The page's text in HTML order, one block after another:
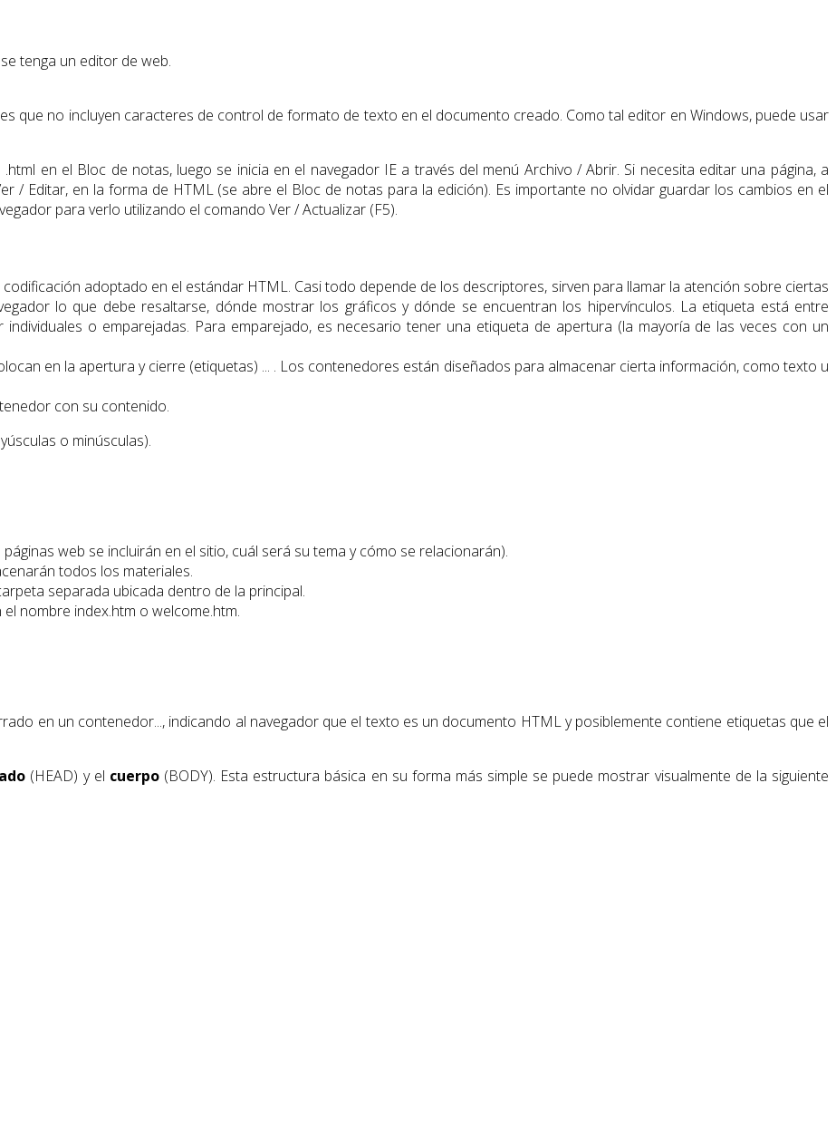
tenga un editor de web.
que no incluyen caracteres de control de formato de texto en el documento creado. Como tal editor en Windows, puede usar
en el Bloc de notas, luego se inicia en el navegador IE a través del menú Archivo / Abrir. Si necesita editar una página, a
/ Editar, en la forma de HTML (se abre el Bloc de notas para la edición). Es importante no olvidar guardar los cambios en el
para verlo utilizando el comando Ver / Actualizar (F5).
adoptado en el estándar HTML. Casi todo depende de los descriptores, sirven para llamar la atención sobre ciertas
lo que debe resaltarse, dónde mostrar los gráficos y dónde se encuentran los hipervínculos. La etiqueta está entre
o emparejadas. Para emparejado, es necesario tener una etiqueta de apertura (la mayoría de las veces con un
en la apertura y cierre (etiquetas) ... . Los contenedores están diseñados para almacenar cierta información, como texto u
con su contenido.
o minúsculas).
web se incluirán en el sitio, cuál será su tema y cómo se relacionarán).
todos los materiales.
separada ubicada dentro de la principal.
nombre index.htm o welcome.htm.
en un contenedor..., indicando al navegador que el texto es un documento HTML y posiblemente contiene etiquetas que el
(HEAD) y el cuerpo(BODY). Esta estructura básica en su forma más simple se puede mostrar visualmente de la siguiente